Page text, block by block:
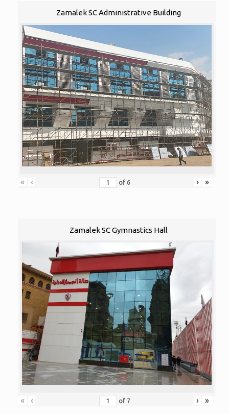
Zamalek SC Administrative Building
« ‹ of 6 › »
Zamalek SC Gymnastics Hall
« ‹ of 7 › »